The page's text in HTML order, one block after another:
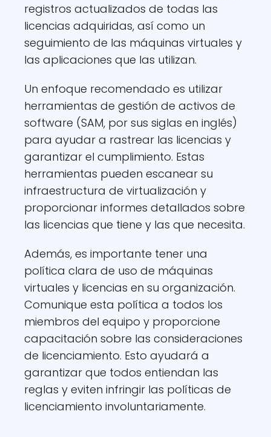
registros actualizados de todas las
licencias adquiridas, así como un
seguimiento de las máquinas virtuales y
las aplicaciones que las utilizan.
Un enfoque recomendado es utilizar
herramientas de gestión de activos de
software (SAM, por sus siglas en inglés)
para ayudar a rastrear las licencias y
garantizar el cumplimiento. Estas
herramientas pueden escanear su
infraestructura de virtualización y
proporcionar informes detallados sobre
las licencias que tiene y las que necesita.
Además, es importante tener una
política clara de uso de máquinas
virtuales y licencias en su organización.
Comunique esta política a todos los
miembros del equipo y proporcione
capacitación sobre las consideraciones
de licenciamiento. Esto ayudará a
garantizar que todos entiendan las
reglas y eviten infringir las políticas de
licenciamiento involuntariamente.